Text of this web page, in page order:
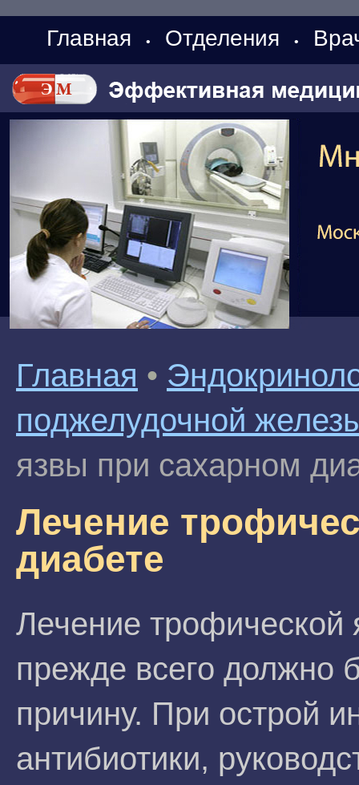
Главная • Отделения •
Главная •
поджелудочной
язвы при сахарном
Лечение
диабете
Лечение трофической
прежде всего должно
причину. При острой
антибиотики,